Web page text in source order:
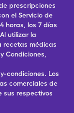
prescripciones
el Servicio de
horas, los 7 días
utilizar la
recetas médicas
Condiciones,
condiciones. Los
comerciales de
sus respectivos